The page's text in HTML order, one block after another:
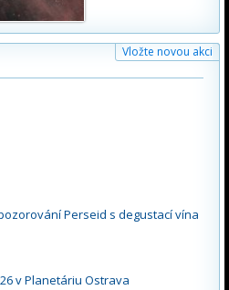
Vložte novou akci
Perseid s degustací vína
v Planetáriu Ostrava